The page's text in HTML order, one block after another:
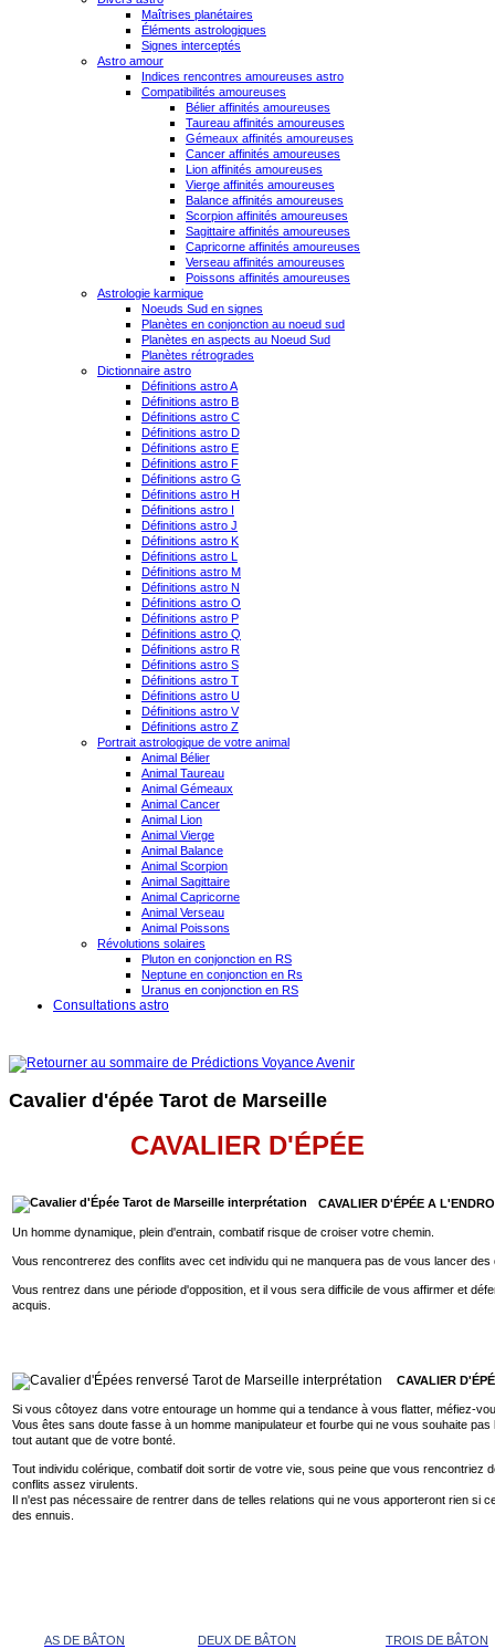
Maîtrises planétaires
Éléments astrologiques
Signes interceptés
Astro amour
Indices rencontres amoureuses astro
Compatibilités amoureuses
Bélier affinités amoureuses
Taureau affinités amoureuses
Gémeaux affinités amoureuses
Cancer affinités amoureuses
Lion affinités amoureuses
Vierge affinités amoureuses
Balance affinités amoureuses
Scorpion affinités amoureuses
Sagittaire affinités amoureuses
Capricorne affinités amoureuses
Verseau affinités amoureuses
Poissons affinités amoureuses
Astrologie karmique
Noeuds Sud en signes
Planètes en conjonction au noeud sud
Planètes en aspects au Noeud Sud
Planètes rétrogrades
Dictionnaire astro
Définitions astro A
Définitions astro B
Définitions astro C
Définitions astro D
Définitions astro E
Définitions astro F
Définitions astro G
Définitions astro H
Définitions astro I
Définitions astro J
Définitions astro K
Définitions astro L
Définitions astro M
Définitions astro N
Définitions astro O
Définitions astro P
Définitions astro Q
Définitions astro R
Définitions astro S
Définitions astro T
Définitions astro U
Définitions astro V
Définitions astro Z
Portrait astrologique de votre animal
Animal Bélier
Animal Taureau
Animal Gémeaux
Animal Cancer
Animal Lion
Animal Vierge
Animal Balance
Animal Scorpion
Animal Sagittaire
Animal Capricorne
Animal Verseau
Animal Poissons
Révolutions solaires
Pluton en conjonction en RS
Neptune en conjonction en Rs
Uranus en conjonction en RS
Consultations astro
Cavalier d'épée Tarot de Marseille
CAVALIER D'ÉPÉE
CAVALIER D'ÉPÉE A
Un homme dynamique, plein d'entrain, combatif risque de croiser votre chemin.
Vous rencontrerez des conflits avec cet individu qui ne manquera pas de vous lancer
Vous rentrez dans une période d'opposition, et il vous sera difficile de vous affirmer et
acquis.
CAVALIER
Si vous côtoyez dans votre entourage un homme qui a tendance à vous flatter, méfiez-
Vous êtes sans doute fasse à un homme manipulateur et fourbe qui ne vous souhaite
tout autant que de votre bonté.
Tout individu colérique, combatif doit sortir de votre vie, sous peine que vous rencontriez
conflits assez virulents.
Il n'est pas nécessaire de rentrer dans de telles relations qui ne vous apporteront rien si
des ennuis.
AS DE BÂTON DEUX DE BÂTON TROIS DE BÂTON